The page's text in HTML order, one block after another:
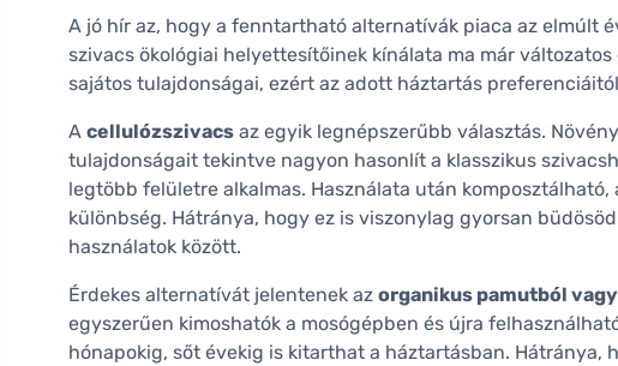
A jó hír az, hogy a fenntartható alternatívák piaca az elmúlt
szivacs ökológiai helyettesítőinek kínálata ma már
sajátos tulajdonságai, ezért az adott háztartás
A cellulózszivacs az egyik legnépszerűbb választás.
tulajdonságait tekintve nagyon hasonlít a klasszikus
legtöbb felületre alkalmas. Használata után
különbség. Hátránya, hogy ez is viszonylag gyorsan
használatok között.
Érdekes alternatívát jelentenek az organikus pamutból
egyszerűen kimoshatók a mosógépben és újra
hónapokig, sőt évekig is kitarthat a háztartásban. Hátránya,